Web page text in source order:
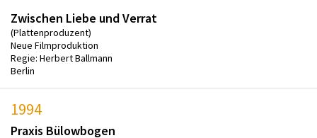
Zwischen Liebe und Verrat
(Plattenproduzent)
Neue Filmproduktion
Regie: Herbert Ballmann
Berlin
1994
Praxis Bülowbogen